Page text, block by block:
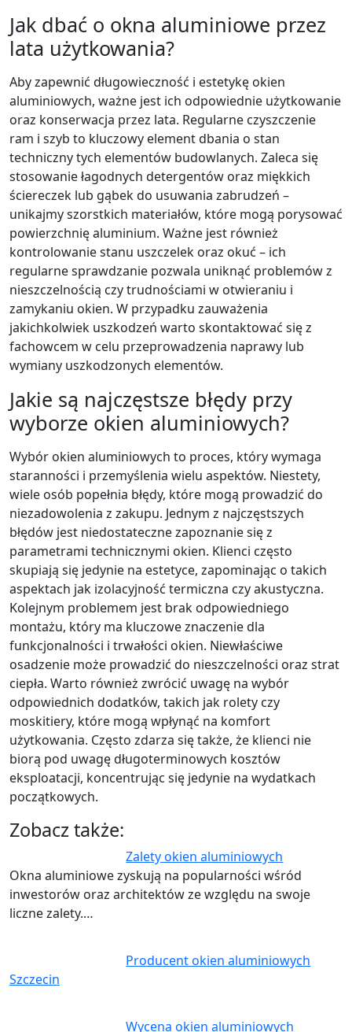
Jak dbać o okna aluminiowe przez
lata użytkowania?
Aby zapewnić długowieczność i estetykę okien
aluminiowych, ważne jest ich odpowiednie użytkowanie
oraz konserwacja przez lata. Regularne czyszczenie
ram i szyb to kluczowy element dbania o stan
techniczny tych elementów budowlanych. Zaleca się
stosowanie łagodnych detergentów oraz miękkich
ściereczek lub gąbek do usuwania zabrudzeń –
unikajmy szorstkich materiałów, które mogą porysować
powierzchnię aluminium. Ważne jest również
kontrolowanie stanu uszczelek oraz okuć – ich
regularne sprawdzanie pozwala uniknąć problemów z
nieszczelnością czy trudnościami w otwieraniu i
zamykaniu okien. W przypadku zauważenia
jakichkolwiek uszkodzeń warto skontaktować się z
fachowcem w celu przeprowadzenia naprawy lub
wymiany uszkodzonych elementów.
Jakie są najczęstsze błędy przy
wyborze okien aluminiowych?
Wybór okien aluminiowych to proces, który wymaga
staranności i przemyślenia wielu aspektów. Niestety,
wiele osób popełnia błędy, które mogą prowadzić do
niezadowolenia z zakupu. Jednym z najczęstszych
błędów jest niedostateczne zapoznanie się z
parametrami technicznymi okien. Klienci często
skupiają się jedynie na estetyce, zapominając o takich
aspektach jak izolacyjność termiczna czy akustyczna.
Kolejnym problemem jest brak odpowiedniego
montażu, który ma kluczowe znaczenie dla
funkcjonalności i trwałości okien. Niewłaściwe
osadzenie może prowadzić do nieszczelności oraz strat
ciepła. Warto również zwrócić uwagę na wybór
odpowiednich dodatków, takich jak rolety czy
moskitiery, które mogą wpłynąć na komfort
użytkowania. Często zdarza się także, że klienci nie
biorą pod uwagę długoterminowych kosztów
eksploatacji, koncentrując się jedynie na wydatkach
początkowych.
Zobacz także:
Zalety okien aluminiowych
Okna aluminiowe zyskują na popularności wśród
inwestorów oraz architektów ze względu na swoje
liczne zalety.…
Producent okien aluminiowych
Szczecin
Wycena okien aluminiowych